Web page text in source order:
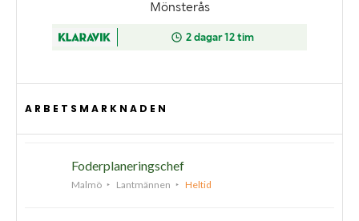
ARBETSMARKNADEN
Foderplaneringschef
Malmö Lantmännen Heltid